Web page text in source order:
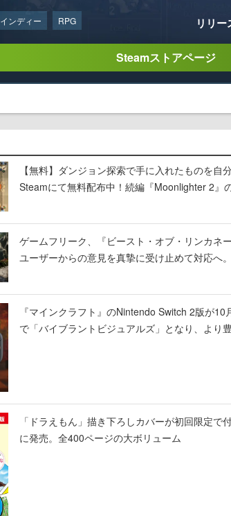
インディー RPG リリ
Steamストアページ
【無料】ダンジョン探索で手に入れたものを
Steamにて無料配布中！続編『Moonlighter 2』
ゲームフリーク、『ビースト・オブ・リンカネ
ユーザーからの意見を真摯に受け止めて対応へ
『マインクラフト』のNintendo Switch 2版が
で「バイブラントビジュアルズ」となり、より
「ドラえもん」描き下ろしカバーが初回限定
に発売。全400ページの大ボリューム